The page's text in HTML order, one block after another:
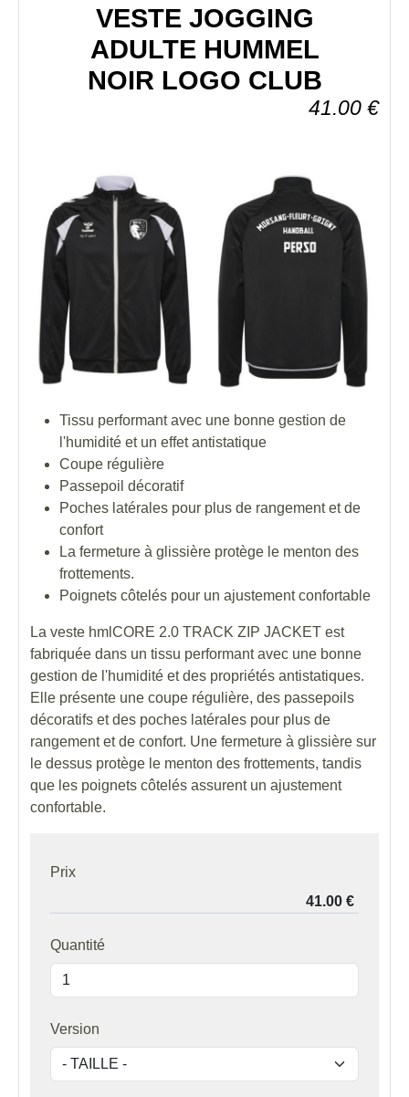
VESTE JOGGING
ADULTE HUMMEL
NOIR LOGO CLUB
41.00 €
Tissu performant avec une bonne gestion de
l'humidité et un effet antistatique
Coupe régulière
Passepoil décoratif
Poches latérales pour plus de rangement et de
confort
La fermeture à glissière protège le menton des
frottements.
Poignets côtelés pour un ajustement confortable
La veste hmlCORE 2.0 TRACK ZIP JACKET est
fabriquée dans un tissu performant avec une bonne
gestion de l'humidité et des propriétés antistatiques.
Elle présente une coupe régulière, des passepoils
décoratifs et des poches latérales pour plus de
rangement et de confort. Une fermeture à glissière sur
le dessus protège le menton des frottements, tandis
que les poignets côtelés assurent un ajustement
confortable.
Prix
Quantité
Version